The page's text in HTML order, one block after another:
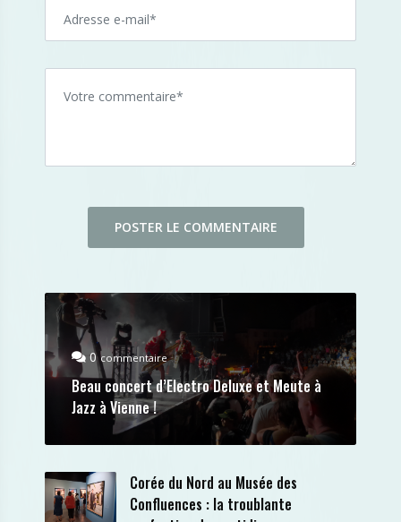
0commentaire
Beau concert d’Electro Deluxe et Meute à
Jazz à Vienne !
Corée du Nord au Musée des
Confluences : la troublante